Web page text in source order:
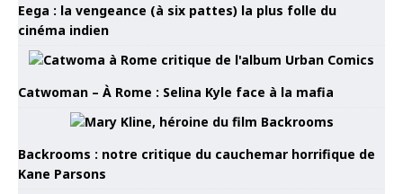
Eega : la vengeance (à six pattes) la plus folle du
cinéma indien
Catwoman – À Rome : Selina Kyle face à la mafia
Backrooms : notre critique du cauchemar horrifique de
Kane Parsons